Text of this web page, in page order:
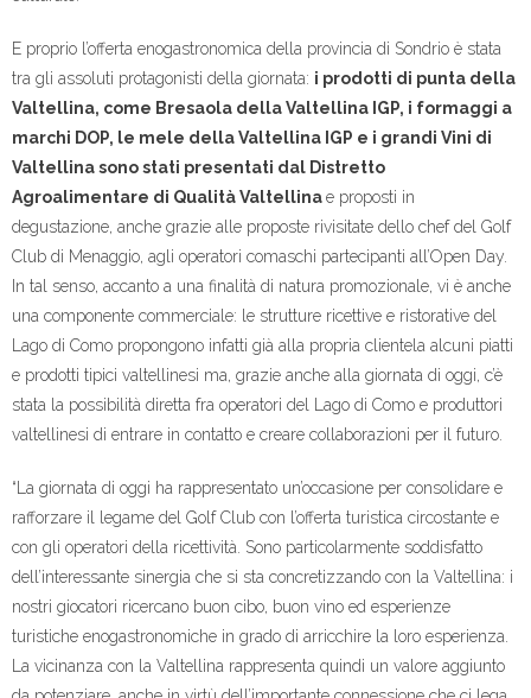
E proprio l’offerta enogastronomica della provincia di Sondrio è stata
tra gli assoluti protagonisti della giornata: i prodotti di punta della
Valtellina, come Bresaola della Valtellina IGP, i formaggi a
marchi DOP, le mele della Valtellina IGP e i grandi Vini di
Valtellina sono stati presentati dal Distretto
Agroalimentare di Qualità Valtellinae proposti in
degustazione, anche grazie alle proposte rivisitate dello chef del Golf
Club di Menaggio, agli operatori comaschi partecipanti all’Open Day.
In tal senso, accanto a una finalità di natura promozionale, vi è anche
una componente commerciale: le strutture ricettive e ristorative del
Lago di Como propongono infatti già alla propria clientela alcuni piatti
e prodotti tipici valtellinesi ma, grazie anche alla giornata di oggi, c’è
stata la possibilità diretta fra operatori del Lago di Como e produttori
valtellinesi di entrare in contatto e creare collaborazioni per il futuro.
“La giornata di oggi ha rappresentato un’occasione per consolidare e
rafforzare il legame del Golf Club con l’offerta turistica circostante e
con gli operatori della ricettività. Sono particolarmente soddisfatto
dell’interessante sinergia che si sta concretizzando con la Valtellina: i
nostri giocatori ricercano buon cibo, buon vino ed esperienze
turistiche enogastronomiche in grado di arricchire la loro esperienza.
La vicinanza con la Valtellina rappresenta quindi un valore aggiunto